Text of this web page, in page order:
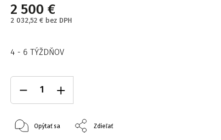
2 500 €
2 032,52 € bez DPH
4 - 6 TÝŽDŇOV
Opýtať sa Zdieľať